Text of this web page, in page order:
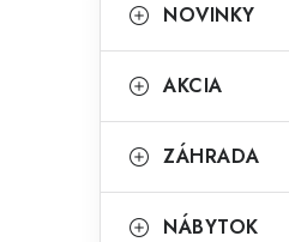
o
n
ý
kategórie
a
e
ó
NOVINKY
AKCIA
ZÁHRADA
NÁBYTOK